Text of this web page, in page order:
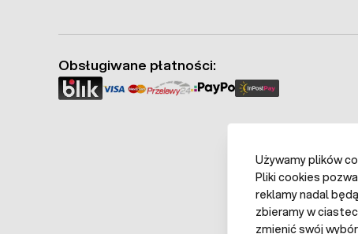
Obsługiwane płatności:
Używamy plików
Pliki cookies
reklamy nadal
zbieramy w
zmienić swój